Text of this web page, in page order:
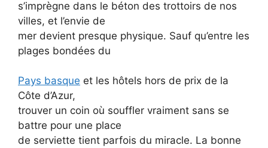
s’imprègne dans le béton des trottoirs de nos
villes, et l’envie de
mer devient presque physique. Sauf qu’entre les
plages bondées du
Pays basque et les hôtels hors de prix de la
Côte d’Azur,
trouver un coin où souffler vraiment sans se
battre pour une place
de serviette tient parfois du miracle. La bonne